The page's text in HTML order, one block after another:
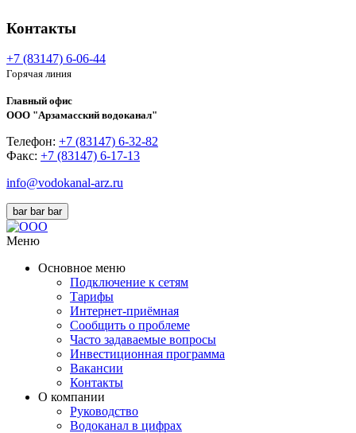
Контакты
+7 (83147) 6-06-44
Горячая линия
Главный офис
ООО "Арзамасский водоканал"
Телефон: +7 (83147) 6-32-82
Факс: +7 (83147) 6-17-13
info@vodokanal-arz.ru
bar bar bar
Меню
Основное меню
Подключение к сетям
Тарифы
Интернет-приёмная
Сообщить о проблеме
Часто задаваемые вопросы
Инвестиционная программа
Вакансии
Контакты
О компании
Руководство
Водоканал в цифрах